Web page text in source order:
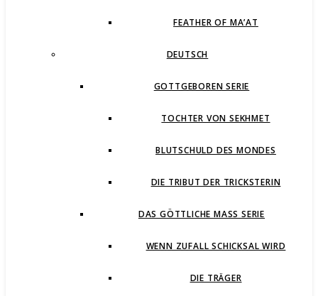
FEATHER OF MA’AT
DEUTSCH
GOTTGEBOREN SERIE
TOCHTER VON SEKHMET
BLUTSCHULD DES MONDES
DIE TRIBUT DER TRICKSTERIN
DAS GÖTTLICHE MASS SERIE
WENN ZUFALL SCHICKSAL WIRD
DIE TRÄGER